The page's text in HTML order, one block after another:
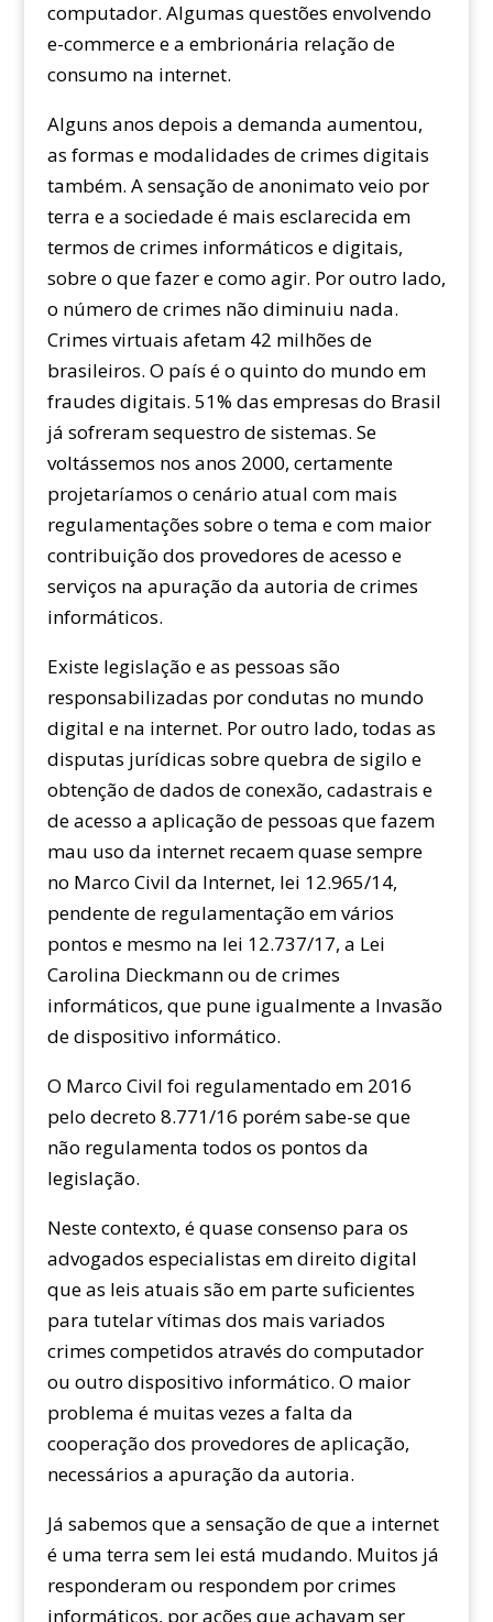
computador. Algumas questões envolvendo
e-commerce e a embrionária relação de
consumo na internet.
Alguns anos depois a demanda aumentou,
as formas e modalidades de crimes digitais
também. A sensação de anonimato veio por
terra e a sociedade é mais esclarecida em
termos de crimes informáticos e digitais,
sobre o que fazer e como agir. Por outro lado,
o número de crimes não diminuiu nada.
Crimes virtuais afetam 42 milhões de
brasileiros. O país é o quinto do mundo em
fraudes digitais. 51% das empresas do Brasil
já sofreram sequestro de sistemas. Se
voltássemos nos anos 2000, certamente
projetaríamos o cenário atual com mais
regulamentações sobre o tema e com maior
contribuição dos provedores de acesso e
serviços na apuração da autoria de crimes
informáticos.
Existe legislação e as pessoas são
responsabilizadas por condutas no mundo
digital e na internet. Por outro lado, todas as
disputas jurídicas sobre quebra de sigilo e
obtenção de dados de conexão, cadastrais e
de acesso a aplicação de pessoas que fazem
mau uso da internet recaem quase sempre
no Marco Civil da Internet, lei 12.965/14,
pendente de regulamentação em vários
pontos e mesmo na lei 12.737/17, a Lei
Carolina Dieckmann ou de crimes
informáticos, que pune igualmente a Invasão
de dispositivo informático.
O Marco Civil foi regulamentado em 2016
pelo decreto 8.771/16 porém sabe-se que
não regulamenta todos os pontos da
legislação.
Neste contexto, é quase consenso para os
advogados especialistas em direito digital
que as leis atuais são em parte suficientes
para tutelar vítimas dos mais variados
crimes competidos através do computador
ou outro dispositivo informático. O maior
problema é muitas vezes a falta da
cooperação dos provedores de aplicação,
necessários a apuração da autoria.
Já sabemos que a sensação de que a internet
é uma terra sem lei está mudando. Muitos já
responderam ou respondem por crimes
informáticos, por ações que achavam ser